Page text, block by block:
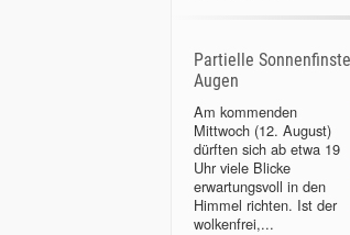
Partielle
Augen
Am kommenden
Mittwoch (12. August)
dürften sich ab etwa 19
Uhr viele Blicke
erwartungsvoll in den
Himmel richten. Ist der
wolkenfrei,...